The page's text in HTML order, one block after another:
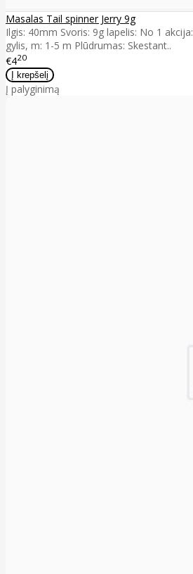
Masalas Tail spinner Jerry 9g
Ilgis: 40mm Svoris: 9g lapelis: No 1
gylis, m: 1-5 m Plūdrumas: Skestant..
€420
Į palyginimą